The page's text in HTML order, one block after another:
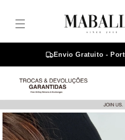
conteúdo
Envio Gratuito -
a
informação
do produto